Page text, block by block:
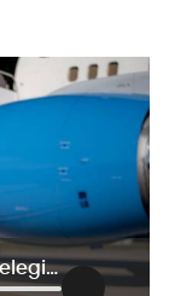
Si Kamala Harris llega a ser elegida sería mucho más de lo mismo: asistente político de EE.UU.